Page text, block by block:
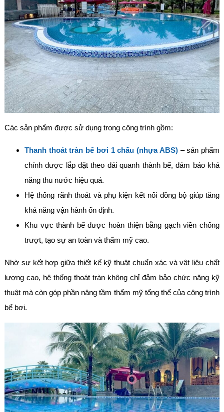
Các sản phẩm được sử dụng trong công trình gồm:
Thanh thoát tràn bể bơi 1 chấu (nhựa ABS)– sản phẩm
chính được lắp đặt theo dải quanh thành bể, đảm bảo khả
năng thu nước hiệu quả.
Hệ thống rãnh thoát và phụ kiện kết nối đồng bộ giúp tăng
khả năng vận hành ổn định.
Khu vực thành bể được hoàn thiện bằng gạch viền chống
trượt, tạo sự an toàn và thẩm mỹ cao.
Nhờ sự kết hợp giữa thiết kế kỹ thuật chuẩn xác và vật liệu chất
lượng cao, hệ thống thoát tràn không chỉ đảm bảo chức năng kỹ
thuật mà còn góp phần nâng tầm thẩm mỹ tổng thể của công trình
bể bơi.